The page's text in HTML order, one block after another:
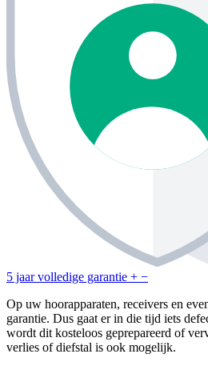
5 jaar volledige garantie + −
Op uw hoorapparaten, receivers en
garantie. Dus gaat er in die tijd iets
wordt dit kosteloos geprepareerd of
verlies of diefstal is ook mogelijk.